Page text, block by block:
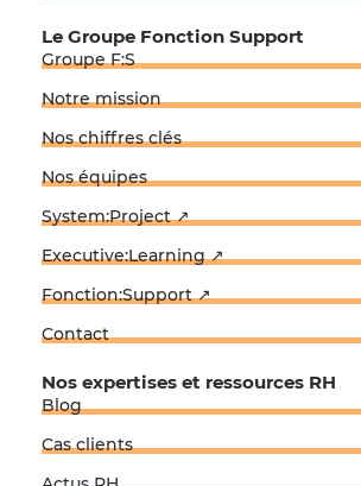
Nos expertises et ressources RH
Blog
Cas clients
Le Groupe Fonction Support
Groupe F:S
Notre mission
Nos chiffres clés
Nos équipes
System:Project ↗
Executive:Learning ↗
Fonction:Support ↗
Contact